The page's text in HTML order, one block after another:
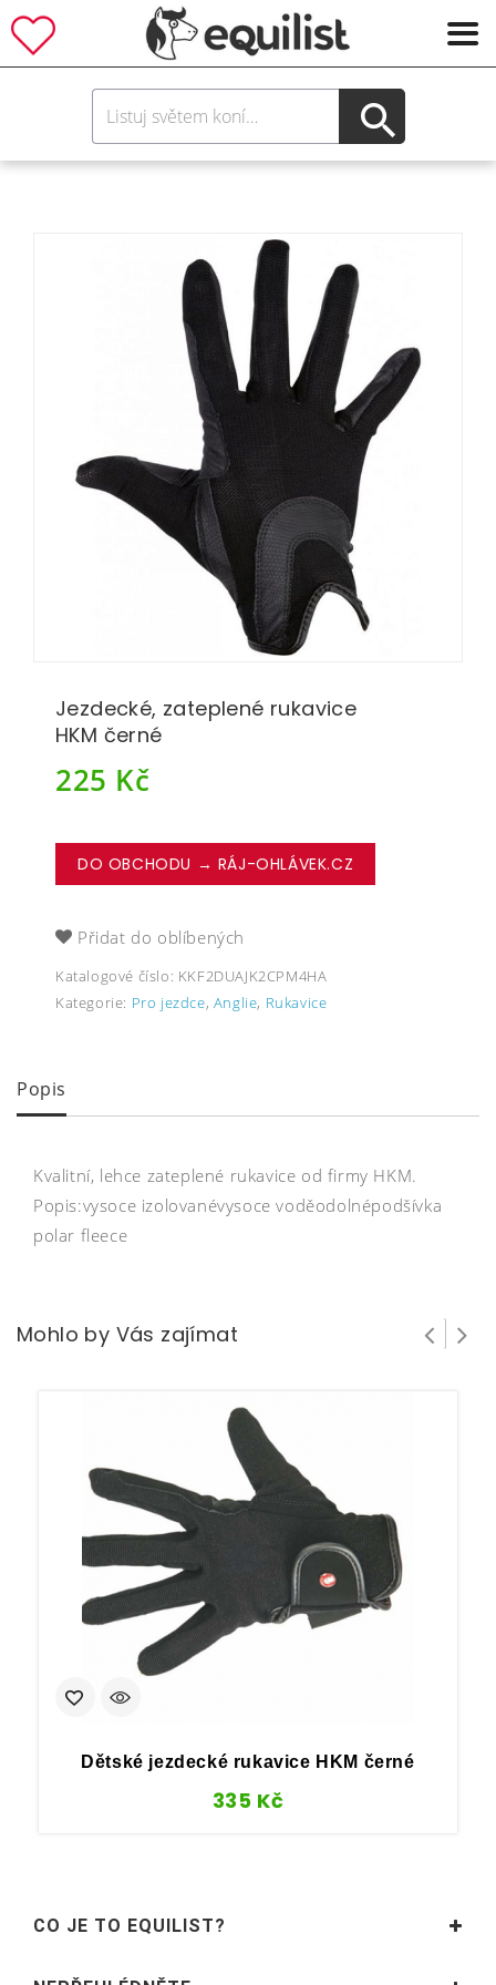
Jezdecké, zateplené rukavice
HKM černé
225 Kč
DO OBCHODU → RÁJ-OHLÁVEK.CZ
Přidat do oblíbených
Katalogové číslo: KKF2DUAJK2CPM4HA
Kategorie: Pro jezdce, Anglie, Rukavice
Popis
Kvalitní, lehce zateplené rukavice od firmy HKM.
Popis:vysoce izolovanévysoce voděodolnépodšívka
polar fleece
Mohlo by Vás zajímat
Dětské jezdecké rukavice HKM černé
335 Kč
CO JE TO EQUILIST?